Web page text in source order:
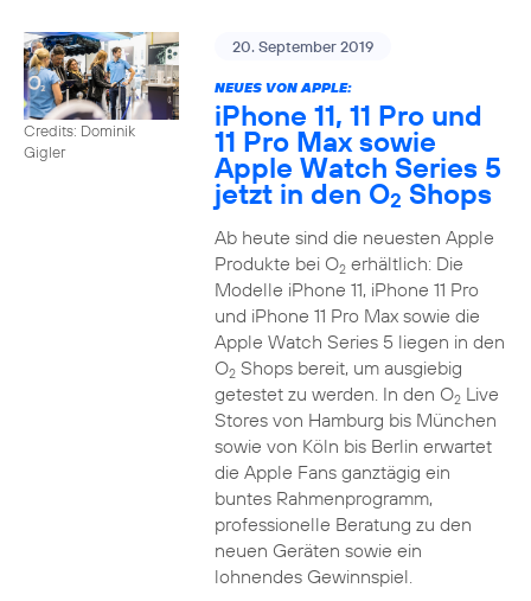
Credits: Dominik
Gigler
20. September 2019
NEUES VON APPLE:
iPhone 11, 11 Pro und
11 Pro Max sowie
Apple Watch Series 5
jetzt in den O2 Shops
Ab heute sind die neuesten Apple
Produkte bei O2erhältlich: Die
Modelle iPhone 11, iPhone 11 Pro
und iPhone 11 Pro Max sowie die
Apple Watch Series 5 liegen in den
O2Shops bereit, um ausgiebig
getestet zu werden. In den O2Live
Stores von Hamburg bis München
sowie von Köln bis Berlin erwartet
die Apple Fans ganztägig ein
buntes Rahmenprogramm,
professionelle Beratung zu den
neuen Geräten sowie ein
lohnendes Gewinnspiel.